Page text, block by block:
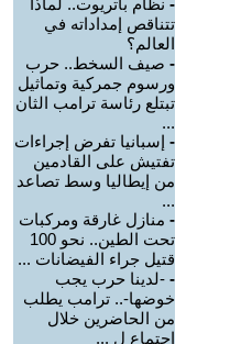
- نظام باتريوت.. لماذا
تتناقص إمداداته في
العالم؟
- صيف السخط.. حرب
ورسوم جمركية وتماثيل
تبتلع رئاسة ترامب الثان
...
- إسبانيا تفرض إجراءات
تفتيش على القادمين
من إيطاليا وسط تصاعد
...
- منازل غارقة ومركبات
تحت الطين.. نحو 100
قتيل جراء الفيضانات ...
- -لدينا حرب يجب
خوضها-.. ترامب يطلب
من الحاضرين خلال
اجتماع ل ...